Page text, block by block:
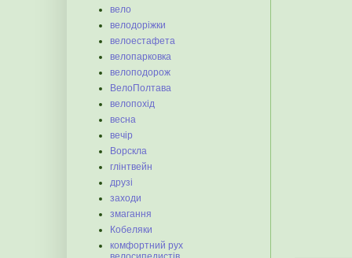
вело
велодоріжки
велоестафета
велопарковка
велоподорож
ВелоПолтава
велопохід
весна
вечір
Ворскла
глінтвейн
друзі
заходи
змагання
Кобеляки
комфортний рух